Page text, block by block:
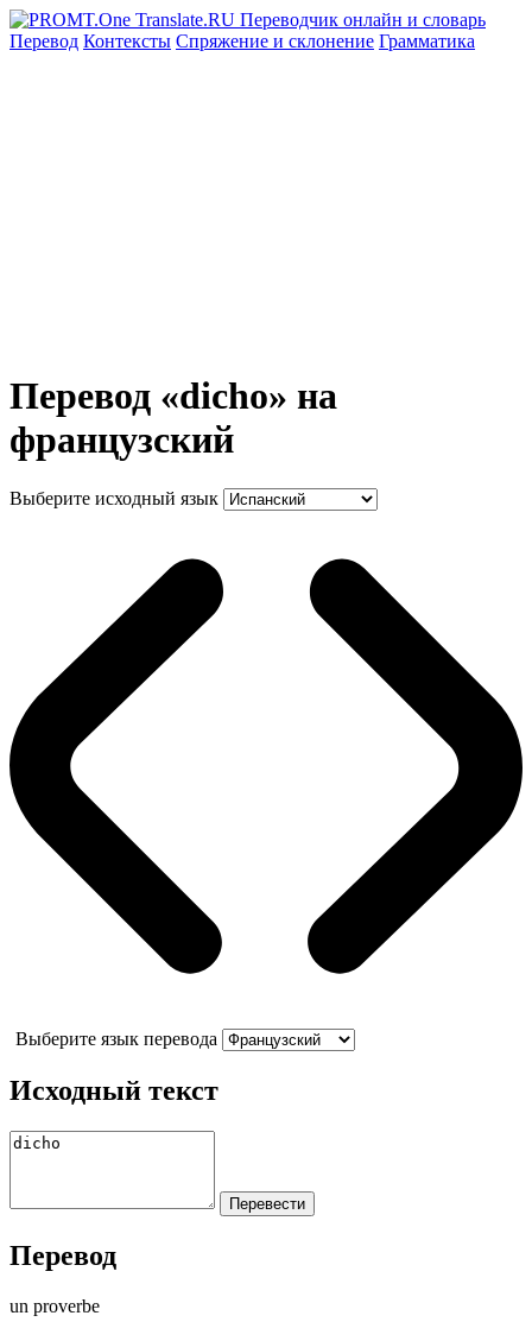
Перевод Контексты Спряжение и склонение Грамматика
Перевод «dicho» на
французский
Выберите исходный язык
Выберите язык перевода
Исходный текст
Перевод
un proverbe